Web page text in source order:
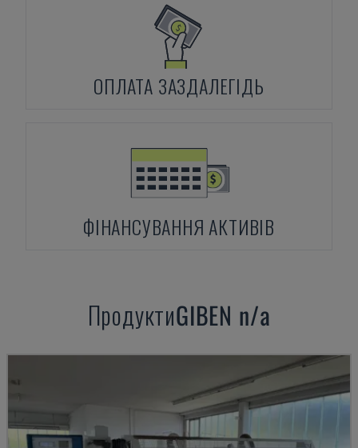
ОПЛАТА ЗАЗДАЛЕГІДЬ
ФІНАНСУВАННЯ АКТИВІВ
ПродуктиGIBEN n/a